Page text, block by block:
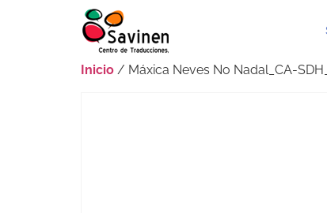
Inicio / Máxica Neves No Nadal_CA-